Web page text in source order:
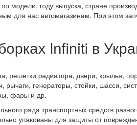
модели, году выпуска, стране
для нас автомагазинам. При этом
Infiniti в
решетки радиатора, двери, крылья,
рычаги, генераторы, стойки, шасси,
фары и др.
ряда транспортных средств
упакованы для защиты от